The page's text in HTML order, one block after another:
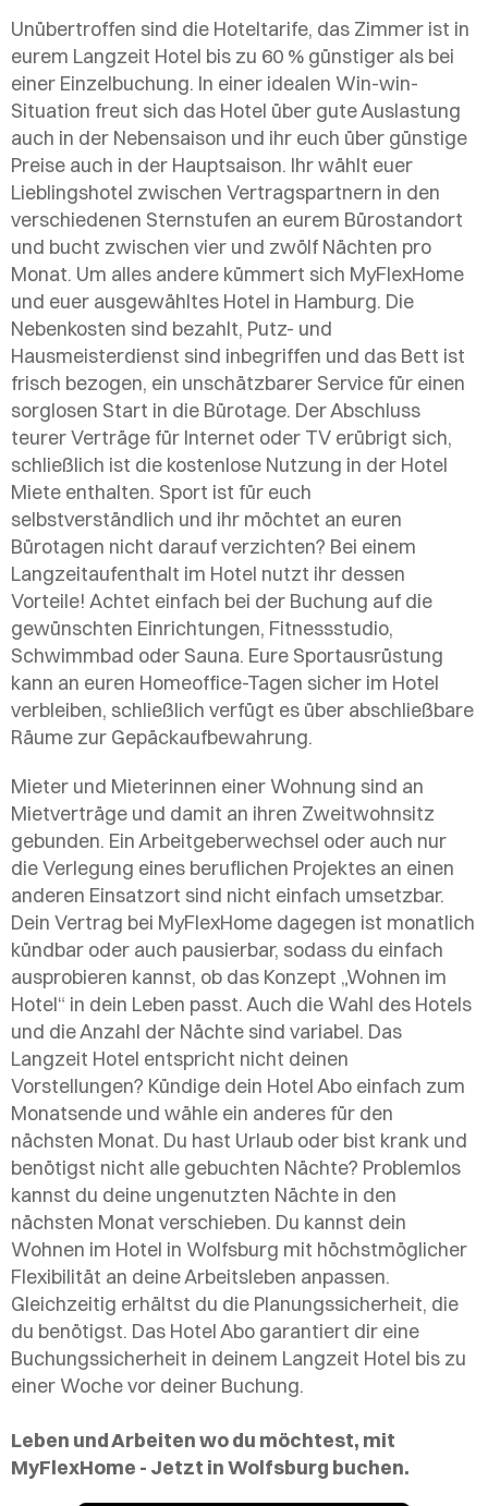
Unübertroffen sind die Hoteltarife, das Zimmer ist in
eurem Langzeit Hotel bis zu 60 % günstiger als bei
einer Einzelbuchung. In einer idealen Win-win-
Situation freut sich das Hotel über gute Auslastung
auch in der Nebensaison und ihr euch über günstige
Preise auch in der Hauptsaison. Ihr wählt euer
Lieblingshotel zwischen Vertragspartnern in den
verschiedenen Sternstufen an eurem Bürostandort
und bucht zwischen vier und zwölf Nächten pro
Monat. Um alles andere kümmert sich MyFlexHome
und euer ausgewähltes Hotel in Hamburg. Die
Nebenkosten sind bezahlt, Putz- und
Hausmeisterdienst sind inbegriffen und das Bett ist
frisch bezogen, ein unschätzbarer Service für einen
sorglosen Start in die Bürotage. Der Abschluss
teurer Verträge für Internet oder TV erübrigt sich,
schließlich ist die kostenlose Nutzung in der Hotel
Miete enthalten. Sport ist für euch
selbstverständlich und ihr möchtet an euren
Bürotagen nicht darauf verzichten? Bei einem
Langzeitaufenthalt im Hotel nutzt ihr dessen
Vorteile! Achtet einfach bei der Buchung auf die
gewünschten Einrichtungen, Fitnessstudio,
Schwimmbad oder Sauna. Eure Sportausrüstung
kann an euren Homeoffice-Tagen sicher im Hotel
verbleiben, schließlich verfügt es über abschließbare
Räume zur Gepäckaufbewahrung.
Mieter und Mieterinnen einer Wohnung sind an
Mietverträge und damit an ihren Zweitwohnsitz
gebunden. Ein Arbeitgeberwechsel oder auch nur
die Verlegung eines beruflichen Projektes an einen
anderen Einsatzort sind nicht einfach umsetzbar.
Dein Vertrag bei MyFlexHome dagegen ist monatlich
kündbar oder auch pausierbar, sodass du einfach
ausprobieren kannst, ob das Konzept „Wohnen im
Hotel“ in dein Leben passt. Auch die Wahl des Hotels
und die Anzahl der Nächte sind variabel. Das
Langzeit Hotel entspricht nicht deinen
Vorstellungen? Kündige dein Hotel Abo einfach zum
Monatsende und wähle ein anderes für den
nächsten Monat. Du hast Urlaub oder bist krank und
benötigst nicht alle gebuchten Nächte? Problemlos
kannst du deine ungenutzten Nächte in den
nächsten Monat verschieben. Du kannst dein
Wohnen im Hotel in Wolfsburg mit höchstmöglicher
Flexibilität an deine Arbeitsleben anpassen.
Gleichzeitig erhältst du die Planungssicherheit, die
du benötigst. Das Hotel Abo garantiert dir eine
Buchungssicherheit in deinem Langzeit Hotel bis zu
einer Woche vor deiner Buchung.
Leben und Arbeiten wo du möchtest, mit
MyFlexHome - Jetzt in Wolfsburg buchen.